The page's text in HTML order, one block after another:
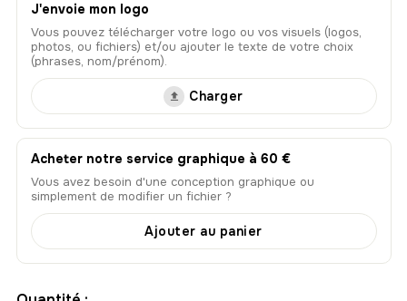
J'envoie mon logo
Vous pouvez télécharger votre logo ou vos visuels (logos,
photos, ou fichiers) et/ou ajouter le texte de votre choix
(phrases, nom/prénom).
Charger
Acheter notre service graphique à 60 €
Vous avez besoin d'une conception graphique ou
simplement de modifier un fichier ?
Ajouter au panier